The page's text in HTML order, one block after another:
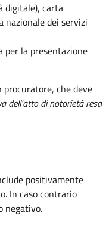
digitale), carta
nazionale dei servizi
la presentazione
procuratore, che deve
dell'atto di notorietà resa
positivamente
In caso contrario
negativo.